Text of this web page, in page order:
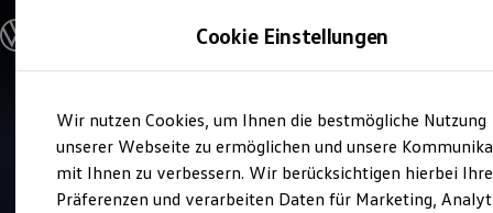
Hauptinhalt
springen
Footer
springen
Modelle und Konfigurator
Modelle vergleichen
Elektroautos
ENERGY Sondermodelle
Nutzfahrzeuge
SUV und CUV
Familienautos
Service
Autohaus Körper
4.9| 151 Bewertungen
Cookie Einstellungen
Wir nutzen Cookies, um Ihnen die bestmögliche Nutzung
unserer Webseite zu ermöglichen und unsere
mit Ihnen zu verbessern. Wir berücksichtigen hierbei Ihre
Präferenzen und verarbeiten Daten für Marketing,